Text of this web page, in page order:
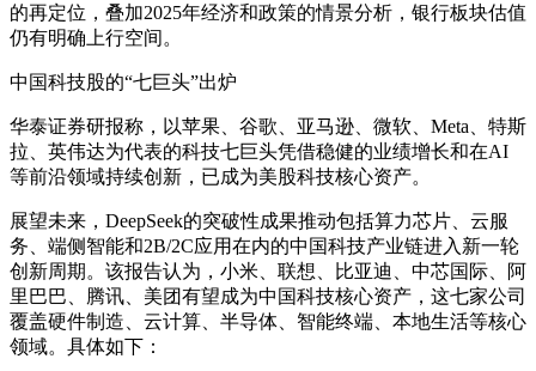
的再定位，叠加2025年经济和政策的情景分析，银行板块估值
仍有明确上行空间。
中国科技股的“七巨头”出炉
华泰证券研报称，以苹果、谷歌、亚马逊、微软、Meta、特斯
拉、英伟达为代表的科技七巨头凭借稳健的业绩增长和在AI
等前沿领域持续创新，已成为美股科技核心资产。
展望未来，DeepSeek的突破性成果推动包括算力芯片、云服
务、端侧智能和2B/2C应用在内的中国科技产业链进入新一轮
创新周期。该报告认为，小米、联想、比亚迪、中芯国际、阿
里巴巴、腾讯、美团有望成为中国科技核心资产，这七家公司
覆盖硬件制造、云计算、半导体、智能终端、本地生活等核心
领域。具体如下：